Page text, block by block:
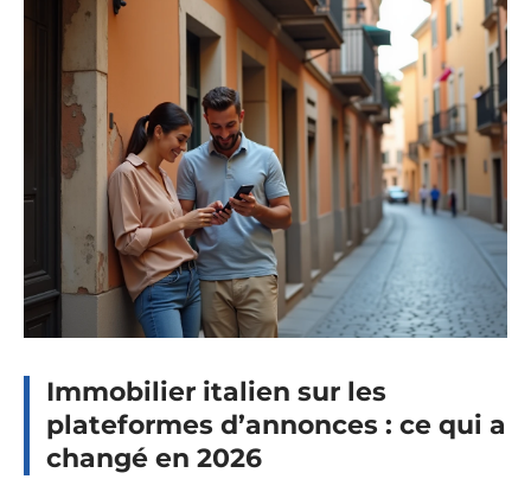
Immobilier italien sur les
plateformes d’annonces : ce qui a
changé en 2026